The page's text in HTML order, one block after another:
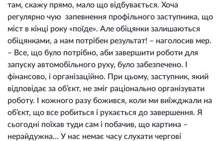
там, скажу прямо, мало що відбувається. Хоча
регулярно чую запевнення профільного заступника, що
міст в кінці року «поїде». Але обіцянки залишаються
обіцянками, а нам потрібен результат! – наголосив мер.
– Все, що було потрібно, аби завершити роботи для
запуску автомобільного руху, було забезпечено. І
фінансово, і організаційно. При цьому, заступник, який
відповідає за об’єкт, не зміг раціонально організувати
роботу. І кожного разу божився, коли ми виїжджали на
об’єкт, що все робиться і рухається до завершення. Я
сьогодні поїхав туди сам і побачив, що картина –
нерайдужна… У нас немає часу слухати чергові